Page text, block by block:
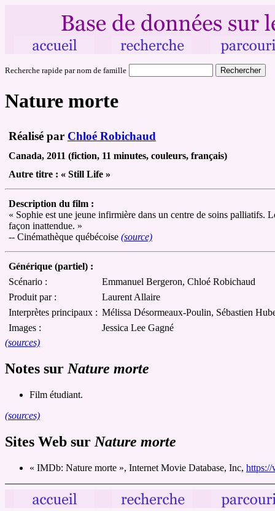
Recherche rapide par nom de famille
Nature morte
Réalisé par Chloé Robichaud
Canada, 2011 (fiction, 11 minutes, couleurs, français)
Autre titre : « Still Life »
Description du film :
« Sophie est une jeune infirmière dans un centre de soins palliatifs.
façon inattendue. »
-- Cinémathèque québécoise (source)
Générique (partiel) :
Scénario :
Emmanuel Bergeron, Chloé Robichaud
Produit par :
Laurent Allaire
Interprètes principaux : Mélissa Désormeaux-Poulin, Sébastien
Images :
Jessica Lee Gagné
(sources)
Notes sur Nature morte
Film étudiant.
(sources)
Sites Web sur Nature morte
« IMDb: Nature morte », Internet Movie Database, Inc, https://